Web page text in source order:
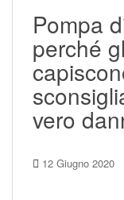
Pompa
perché
vero
12 Giugno 2020